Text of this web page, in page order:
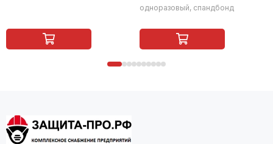
одноразовый, спандбонд